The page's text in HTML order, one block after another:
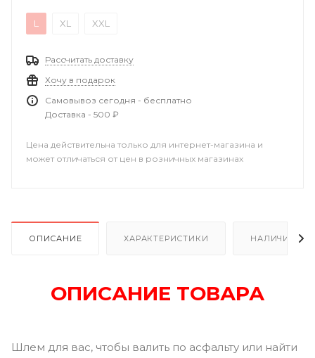
L XL XXL
Рассчитать доставку
Хочу в подарок
Самовывоз сегодня - бесплатно
Доставка - 500 ₽
Цена действительна только для интернет-магазина и
может отличаться от цен в розничных магазинах
ОПИСАНИЕ ХАРАКТЕРИСТИКИ НАЛИЧИЕ
ОПИСАНИЕ ТОВАРА
Шлем для вас, чтобы валить по асфальту или найти